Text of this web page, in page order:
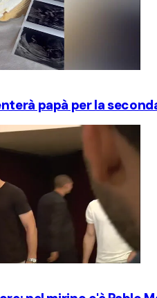
papà per la